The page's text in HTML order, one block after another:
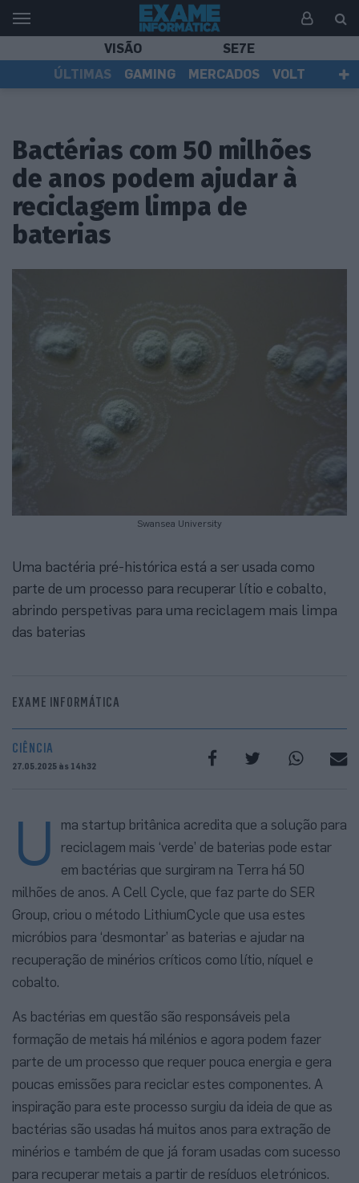
VISÃO
SE7E
ÚLTIMAS
GAMING MERCADOS
VOLT
Bactérias com 50 milhões
de anos podem ajudar à
reciclagem limpa de
baterias
Swansea University
Uma bactéria pré-histórica está a ser usada como
parte de um processo para recuperar lítio e cobalto,
abrindo perspetivas para uma reciclagem mais limpa
das baterias
EXAME INFORMÁTICA
CIÊNCIA
27.05.2025 às 14h32
U
ma startup britânica acredita que a solução para
reciclagem mais ‘verde’ de baterias pode estar
em bactérias que surgiram na Terra há 50
milhões de anos. A Cell Cycle, que faz parte do SER
Group, criou o método LithiumCycle que usa estes
micróbios para ‘desmontar’ as baterias e ajudar na
recuperação de minérios críticos como lítio, níquel e
cobalto.
As bactérias em questão são responsáveis pela
formação de metais há milénios e agora podem fazer
parte de um processo que requer pouca energia e gera
poucas emissões para reciclar estes componentes. A
inspiração para este processo surgiu da ideia de que as
bactérias são usadas há muitos anos para extração de
minérios e também de que já foram usadas com sucesso
para recuperar metais a partir de resíduos eletrónicos.